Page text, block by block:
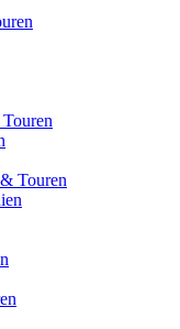
Touren